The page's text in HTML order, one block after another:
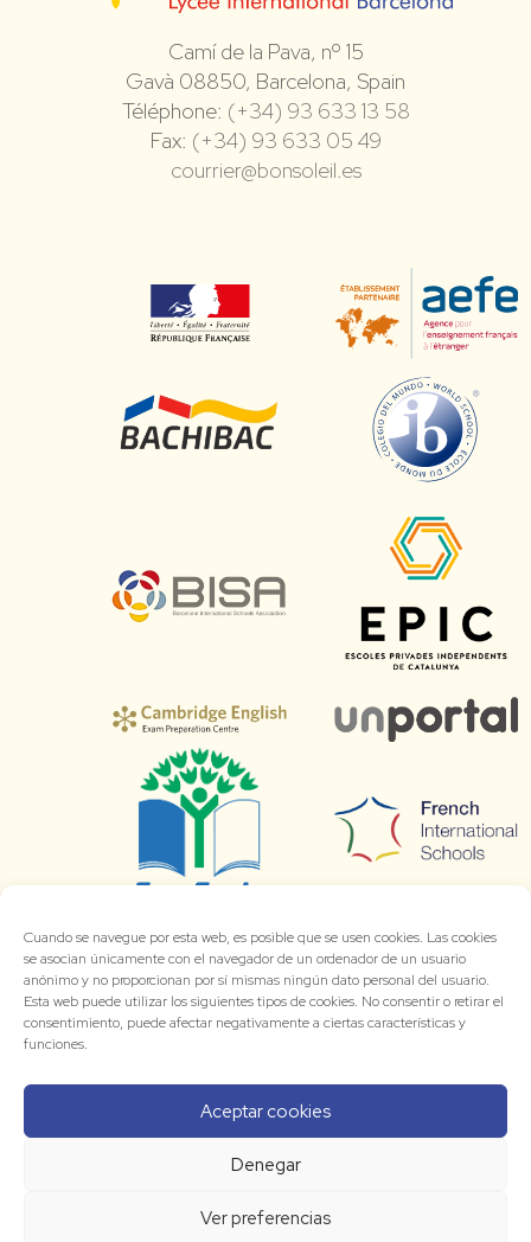
Cuando se navegue por esta web, es posible que se usen cookies. Las cookies
se asocian únicamente con el navegador de un ordenador de un usuario
anónimo y no proporcionan por sí mismas ningún dato personal del usuario.
Esta web puede utilizar los siguientes tipos de cookies. No consentir o retirar el
consentimiento, puede afectar negativamente a ciertas características y
funciones.
Aceptar cookies
Denegar
Ver preferencias
Camí de la Pava, nº 15
Gavà 08850, Barcelona, Spain
Téléphone: (+34) 93 633 13 58
Fax: (+34) 93 633 05 49
courrier@bonsoleil.es